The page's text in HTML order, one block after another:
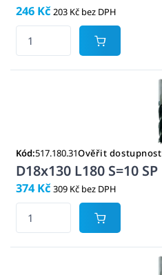
246 Kč 203 Kč bez DPH
Kód:517.180.31Ověřit dostupnost
D18x130 L180 S=10 SP
374 Kč 309 Kč bez DPH